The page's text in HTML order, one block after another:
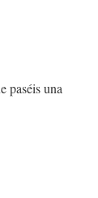
paséis una